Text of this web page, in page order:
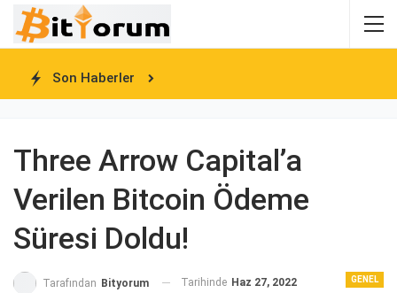
Son Haberler
Three Arrow Capital’a
Verilen Bitcoin Ödeme
Süresi Doldu!
GENEL
Tarafından Bityorum Tarihinde Haz 27, 2022